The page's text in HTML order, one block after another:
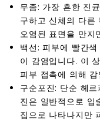
무좀: 가장 흔한 진
구하고 신체의 다른
오염된 표면을 만지
백선: 피부에 빨간
이 감염입니다. 이
피부 접촉에 의해
구순포진: 단순 헤
진은 일반적으로 입
집으로 나타나지만